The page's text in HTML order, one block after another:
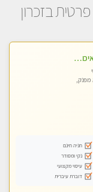
בזכרון
בנתניה-מעסה צעירה איכותית וקלאסית מזמינה אותך לעיסוי נעים מפנק ומרגיע
מפנק,
חניה חינם
נקי ומסודר
עיסוי מקצועי
דוברת עיברית